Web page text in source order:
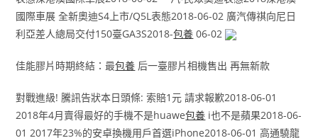
國際車展 全新奧迪S4上市/Q5L表態2018-06-02 廣汽傳祺向尼日
利亞差人總局交付150臺GA3S2018-包養 06-02
佳能膠片時期終結：最包養 后一臺膠片相機售出 再無新款
對戰進級! 騰訊告狀本日頭條: 索賠1元 請求報歉2018-06-01
2018年4月賣得最好的手機不是huawe包養 i也不是蘋果2018-06-
01 2017年23%的安卓換機用戶首選iPhone2018-06-01 高通驍龍